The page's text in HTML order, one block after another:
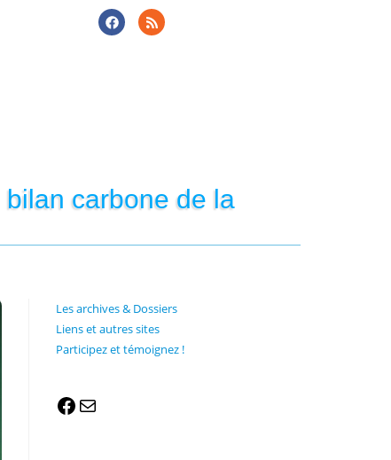
carbone de la
Les archives & Dossiers
Liens et autres sites
Participez et témoignez !